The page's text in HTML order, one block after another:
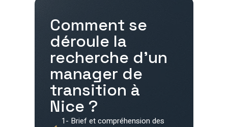
Comment se
déroule la
recherche d'un
manager de
transition à
Nice ?
1- Brief et compréhension des